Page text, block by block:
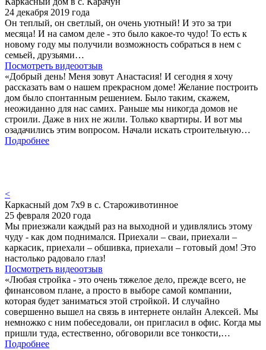
24 декабря 2019 года
Он теплый, он светлый, он очень уютный! И это за три
месяца! И на самом деле - это было какое-то чудо! То есть к
новому году мы получили возможность собраться в нем с
семьей, друзьями…
Посмотреть видеоотзыв
«Добрый день! Меня зовут Анастасия! И сегодня я хочу
рассказать вам о нашем прекрасном доме! Желание построить
дом было спонтанным решением. Было таким, скажем,
неожиданно для нас самих. Раньше мы никогда домов не
строили. Даже в них не жили. Только квартиры. И вот мы
озадачились этим вопросом. Начали искать строительную…
Подробнее
<
Каркасный дом 7х9 в с. Староживотинное
25 февраля 2020 года
Мы приезжали каждый раз на выходной и удивлялись этому
чуду - как дом поднимался. Приехали – сваи, приехали –
каркасик, приехали – обшивка, приехали – готовый дом! Это
настолько радовало глаз!
Посмотреть видеоотзыв
«Любая стройка - это очень тяжелое дело, прежде всего, не
финансовом плане, а просто в выборе самой компании,
которая будет заниматься этой стройкой. И случайно
совершенно вышел на связь в интернете онлайн Алексей. Мы
немножко с ним побеседовали, он пригласил в офис. Когда мы
пришли туда, естественно, обговорили все тонкости,…
Подробнее